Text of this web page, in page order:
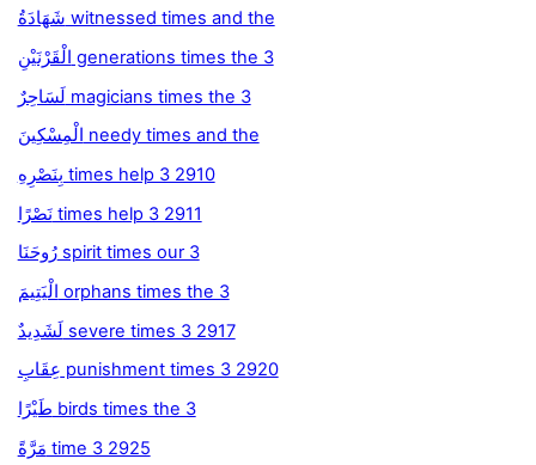
شَهَادَةُ witnessed times and the
الْقَرْنَيْنِ generations times the 3
لَسَاحِرٌ magicians times the 3
الْمِسْكِينَ needy times and the
بِنَصْرِهِ times help 3 2910
نَصْرًا times help 3 2911
رُوحَنَا spirit times our 3
الْيَتِيمَ orphans times the 3
لَشَدِيدٌ severe times 3 2917
عِقَابِ punishment times 3 2920
طَيْرًا birds times the 3
مَرَّةً time 3 2925